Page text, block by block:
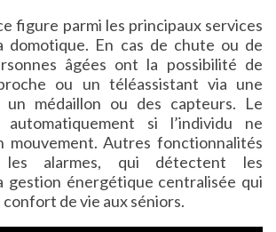
figure parmi les principaux services
domotique. En cas de chute ou de
âgées ont la possibilité de
ou un téléassistant via une
un médaillon ou des capteurs. Le
si l’individu ne
mouvement. Autres fonctionnalités
les alarmes, qui détectent les
gestion énergétique centralisée qui
de vie aux séniors.